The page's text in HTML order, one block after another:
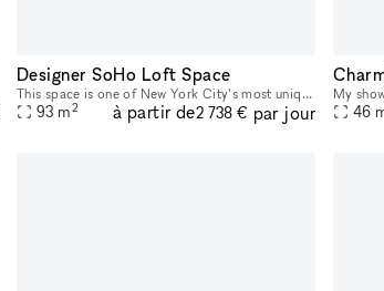
Designer SoHo Loft Space
This space is one of New York City’s most unique event venues. Featuring a historic 1,000 sq. ft. venue, centrally located in Soho, with plenty of natural light and rustic Americana design, it will u
93 m2 à partir de2 738 € par jour 46